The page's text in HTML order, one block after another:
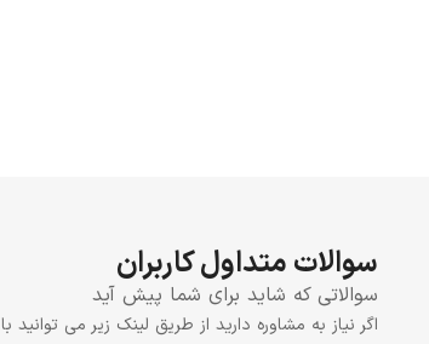
سوالات متداول کاربران
سوالاتی که شاید برای شما پیش آید
اگر نیاز به مشاوره دارید از طریق لینک زیر می توانید با